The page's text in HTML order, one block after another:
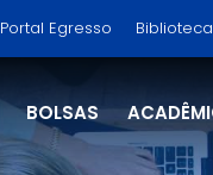
Portal Egresso Biblioteca
BOLSAS